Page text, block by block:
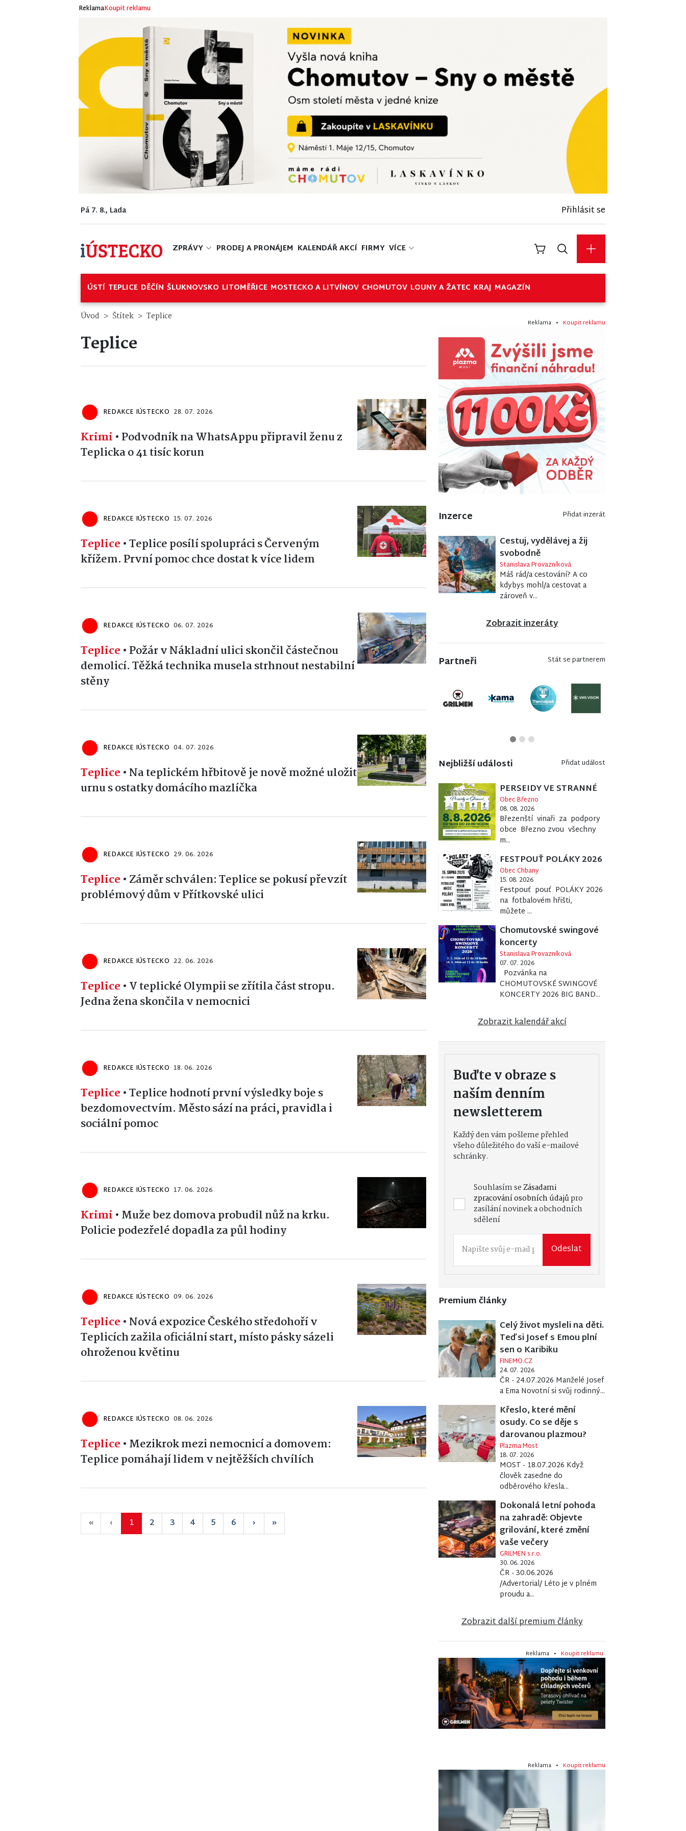
ReklamaKoupit reklamu
Pá 7. 8., Lada Přihlásit se
ZPRÁVY PRODEJ A PRONÁJEM KALENDÁŘ AKCÍ FIRMY VÍCE
ÚSTÍ TEPLICE DĚČÍN ŠLUKNOVSKO LITOMĚŘICE MOSTECKO A LITVÍNOV CHOMUTOV LOUNY A ŽATEC KRAJ MAGAZÍN
Úvod Štítek Teplice
Teplice
REDAKCE IÚSTECKO 28. 07. 2026
Krimi • Podvodník na WhatsAppu připravil ženu z
Teplicka o 41 tisíc korun
REDAKCE IÚSTECKO 15. 07. 2026
Teplice •Teplice posílí spolupráci s Červeným
křížem. První pomoc chce dostat k více lidem
REDAKCE IÚSTECKO 06. 07. 2026
Teplice • Požár v Nákladní ulici skončil částečnou
demolicí. Těžká technika musela strhnout nestabilní
stěny
REDAKCE IÚSTECKO 04. 07. 2026
Teplice • Na teplickém hřbitově je nově možné uložit
urnu s ostatky domácího mazlíčka
REDAKCE IÚSTECKO 29. 06. 2026
Teplice • Záměr schválen: Teplice se pokusí převzít
problémový dům v Přítkovské ulici
REDAKCE IÚSTECKO 22. 06. 2026
Teplice • V teplické Olympii se zřítila část stropu.
Jedna žena skončila v nemocnici
REDAKCE IÚSTECKO 18. 06. 2026
Teplice •Teplice hodnotí první výsledky boje s
bezdomovectvím. Město sází na práci, pravidla i
sociální pomoc
REDAKCE IÚSTECKO 17. 06. 2026
Krimi • Muže bez domova probudil nůž na krku.
Policie podezřelé dopadla za půl hodiny
REDAKCE IÚSTECKO 09. 06. 2026
Teplice • Nová expozice Českého středohoří v
Teplicích zažila oficiální start, místo pásky sázeli
ohroženou květinu
REDAKCE IÚSTECKO 08. 06. 2026
Teplice • Mezikrok mezi nemocnicí a domovem:
Teplice pomáhají lidem v nejtěžších chvílích
« ‹ 1 2 3 4 5 6 › »
Reklama • Koupit reklamu
Inzerce Přidat inzerát
Cestuj, vydělávej a žij
svobodně
Stanislava Provazníková
Máš rád/a cestování? A co
kdybys mohl/a cestovat a
zároveň v...
Zobrazit inzeráty
Partneři Stát se partnerem
Nejbližší události Přidat událost
PERSEIDY VE STRANNÉ
Obec Březno
08. 08. 2026
Březenští vinaři za podpory
obce Březno zvou všechny
m...
FESTPOUŤ POLÁKY 2026
Obec Chbany
15. 08. 2026
Festpouť pouť POLÁKY 2026
na fotbalovém hřišti,
můžete ...
Chomutovské swingové
koncerty
Stanislava Provazníková
07. 07. 2026
Pozvánka na
CHOMUTOVSKÉ SWINGOVÉ
KONCERTY 2026 BIG BAND...
Zobrazit kalendář akcí
Buďte v obraze s
naším denním
newsletterem
Každý den vám pošleme přehled
všeho důležitého do vaší e-mailové
schránky.
Souhlasím seZásadami
zpracování osobních údajůpro
zasílání novinek a obchodních
sdělení
Odeslat
Premium články
Celý život mysleli na děti.
Teď si Josef s Emou plní
sen o Karibiku
FINEMO.CZ
24. 07. 2026
ČR - 24.07.2026 Manželé Josef
a Ema Novotní si svůj rodinný...
Křeslo, které mění
osudy. Co se děje s
darovanou plazmou?
Plazma Most
18. 07. 2026
MOST - 18.07.2026 Když
člověk zasedne do
odběrového křesla...
Dokonalá letní pohoda
na zahradě: Objevte
grilování, které změní
vaše večery
GRILMEN s.r.o.
30. 06. 2026
ČR - 30.06.2026
/Advertorial/ Léto je v plném
proudu a...
Zobrazit další premium články
Reklama • Koupit reklamu
Reklama • Koupit reklamu